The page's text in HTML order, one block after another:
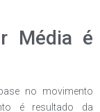
Média é
no movimento
é resultado da